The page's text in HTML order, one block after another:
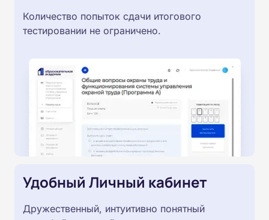
Количество попыток сдачи итогового
тестировании не ограничено.
Удобный Личный кабинет
Дружественный, интуитивно понятный